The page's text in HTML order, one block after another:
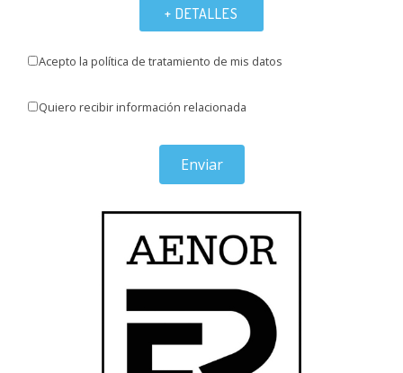
+ DETALLES
Acepto la política de tratamiento de mis datos
Quiero recibir información relacionada
Enviar